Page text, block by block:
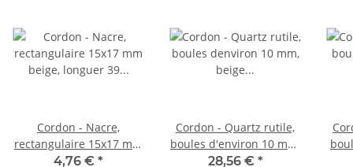
Cordon - Nacre,
rectangulaire 15x17 mm
beige, longuer 39 cm
4,76 € *
Cordon - Quartz rutile,
boules d'environ 10 mm,
beige doré, longueur 40
28,56 € *